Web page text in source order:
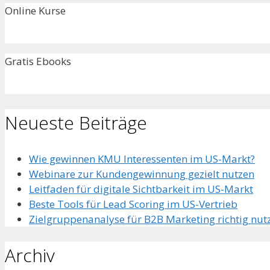
Online Kurse
Gratis Ebooks
Neueste Beiträge
Wie gewinnen KMU Interessenten im US-Markt?
Webinare zur Kundengewinnung gezielt nutzen
Leitfaden für digitale Sichtbarkeit im US-Markt
Beste Tools für Lead Scoring im US-Vertrieb
Zielgruppenanalyse für B2B Marketing richtig
Archiv